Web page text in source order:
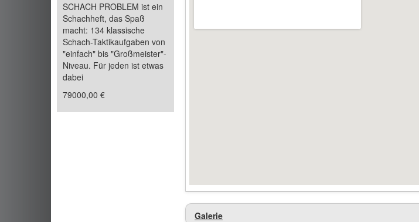
SCHACH PROBLEM ist ein
Schachheft, das Spaß
macht: 134 klassische
Schach-Taktikaufgaben von
"einfach" bis "Großmeister"-
Niveau. Für jeden ist etwas
dabei
79000,00 €
Galerie